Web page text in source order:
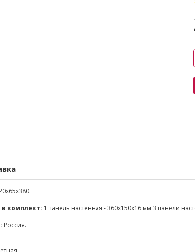
комплект: 1 панель настенная - 360х150х16 мм 3 панели
Россия.